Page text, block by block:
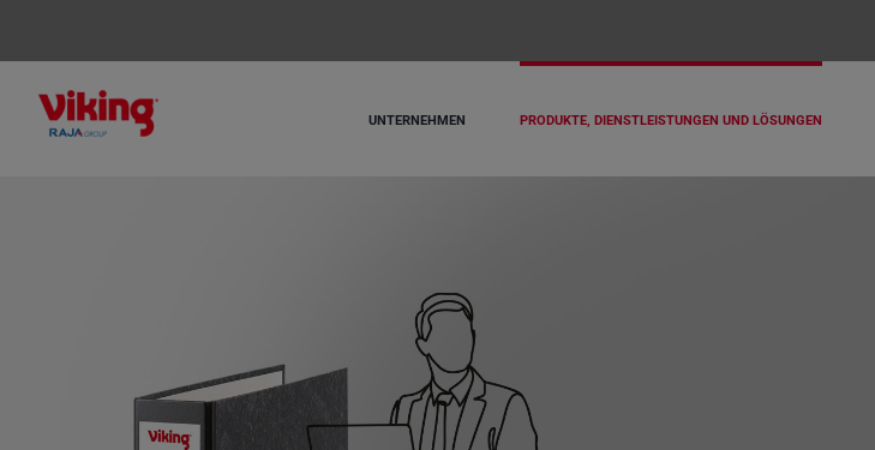
to
content
UNTERNEHMEN PRODUKTE, DIENSTLEISTUNGEN UND LÖSUNGEN